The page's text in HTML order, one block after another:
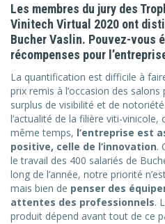
Les membres du jury des
Vinitech Virtual 2020 ont
Bucher Vaslin. Pouvez-vous
récompenses pour
La quantification est difficile à
prix remis à l’occasion des
surplus de visibilité et de
l’actualité de la filière viti-vinicole,
même temps, l’entreprise est
positive, celle de l’innovation.
le travail des 400 salariés de
long de l’année, notre priorité
mais bien de penser des
attentes des professionnels.
produit dépend avant tout de ce